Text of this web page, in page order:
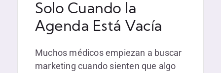
Solo Cuando la
Agenda Está Vacía
Muchos médicos empiezan a buscar
marketing cuando sienten que algo